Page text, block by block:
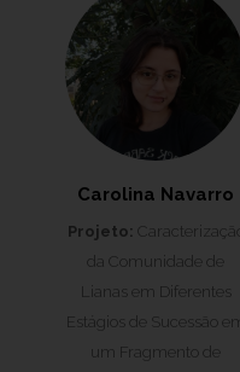
Carolina Navarro
Projeto: Caracterização
da Comunidade de
Lianas em Diferentes
Estágios de Sucessão em
um Fragmento de